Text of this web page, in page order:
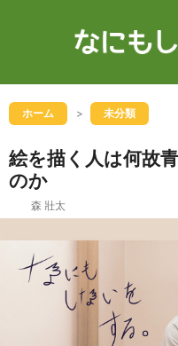
ホーム 未分類
絵を描く人は何故
のか
森 壯太